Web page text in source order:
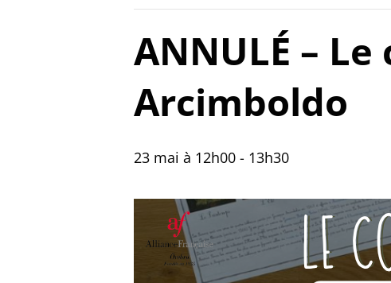
ANNULÉ –
Arcimboldo
23 mai à 12h00 - 13h30